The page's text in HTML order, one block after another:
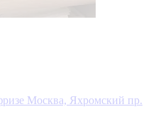
Москва, Яхромский пр.